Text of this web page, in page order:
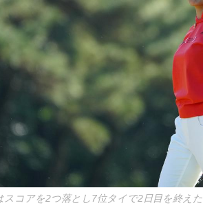
スコアを2つ落とし7位タイで2日目を終えた